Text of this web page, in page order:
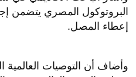
البروتوكول المصري يتضمن
إعطاء المصل.
وأضاف أن التوصيات العالمية